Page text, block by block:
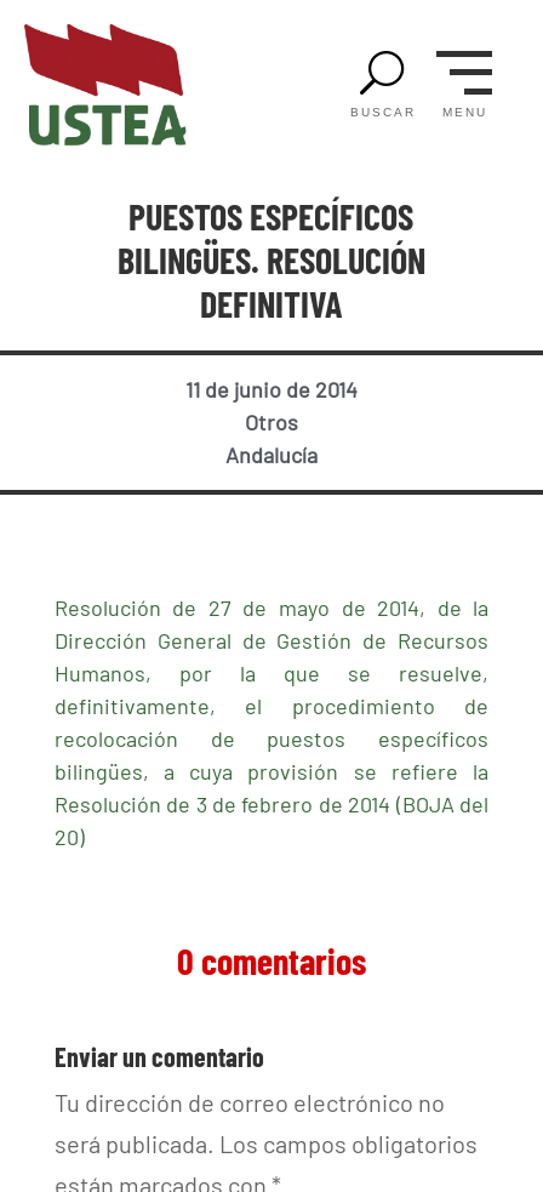
U
BUSCAR MENU
PUESTOS ESPECÍFICOS
BILINGÜES. RESOLUCIÓN
DEFINITIVA
11 de junio de 2014
Otros
Andalucía
Resolución de 27 de mayo de 2014, de la
Dirección General de Gestión de Recursos
Humanos, por la que se resuelve,
definitivamente, el procedimiento de
recolocación de puestos específicos
bilingües, a cuya provisión se refiere la
Resolución de 3 de febrero de 2014 (BOJA del
20)
0 comentarios
Enviar un comentario
Tu dirección de correo electrónico no
será publicada. Los campos obligatorios
están marcados con *